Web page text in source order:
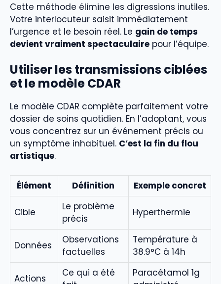
Cette méthode élimine les digressions inutiles.
Votre interlocuteur saisit immédiatement
l’urgence et le besoin réel. Le gain de temps
devient vraiment spectaculaire pour l’équipe.
Utiliser les transmissions ciblées
et le modèle CDAR
Le modèle CDAR complète parfaitement votre
dossier de soins quotidien. En l’adoptant, vous
vous concentrez sur un événement précis ou
un symptôme inhabituel. C’est la fin du flou
artistique.
Élément Définition Exemple concret
Cible
Le problème
précis
Hyperthermie
Données
Observations
factuelles
Température à
38.9°C à 14h
Actions
Ce qui a été
Paracétamol 1g